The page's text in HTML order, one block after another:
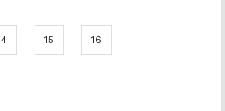
15 16